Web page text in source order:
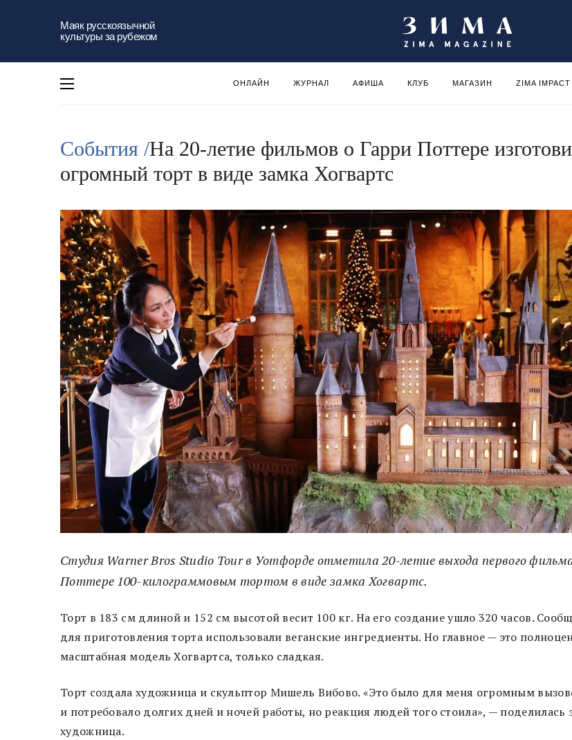
Маяк русскоязычной
культуры за рубежом
ОНЛАЙН ЖУРНАЛ АФИША КЛУБ МАГАЗИН ZIMA IMPACT
События /На 20-летие фильмов о Гарри Поттере
огромный торт в виде замка Хогвартс
Студия Warner Bros Studio Tour в Уотфорде отметила 20-летие выхода первого
Поттере 100-килограммовым тортом в виде замка Хогвартс.
Торт в 183 см длиной и 152 см высотой весит 100 кг. На его создание ушло 320 часов.
для приготовления торта использовали веганские ингредиенты. Но главное — это
масштабная модель Хогвартса, только сладкая.
Торт создала художница и скульптор Мишель Вибово. «Это было для меня огромным
и потребовало долгих дней и ночей работы, но реакция людей того стоила», —
художница.